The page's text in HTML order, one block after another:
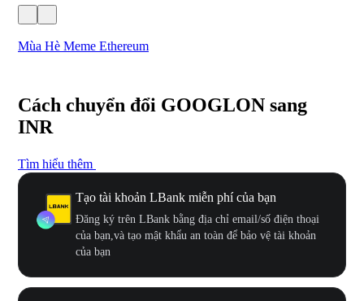
Mùa Hè Meme Ethereum
Cách chuyển đổi GOOGLON sang
INR
Tìm hiểu thêm
Tạo tài khoản LBank miễn phí của bạn
Đăng ký trên LBank bằng địa chỉ email/số điện thoại
của bạn,và tạo mật khẩu an toàn để bảo vệ tài khoản
của bạn